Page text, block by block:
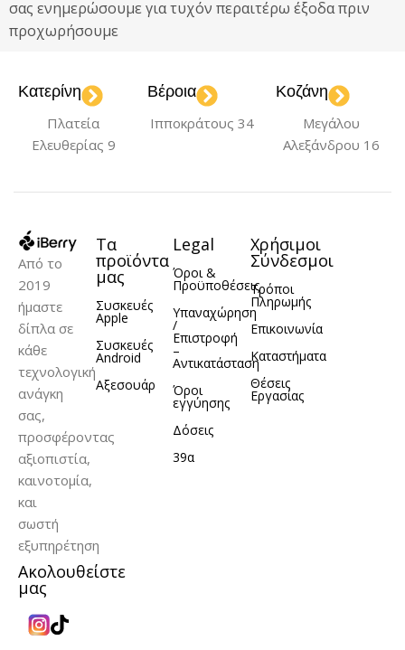
σας ενημερώσουμε για τυχόν περαιτέρω έξοδα πριν
προχωρήσουμε
Κατερίνη
Πλατεία
Ελευθερίας 9
Βέροια
Ιπποκράτους 34
Κοζάνη
Μεγάλου
Αλεξάνδρου 16
Από το
2019
ήμαστε
δίπλα σε
κάθε
τεχνολογική
ανάγκη
σας,
προσφέροντας
αξιοπιστία,
καινοτομία,
και
σωστή
εξυπηρέτηση
Ακολουθείστε
μας
Τα
προϊόντα
μας
Συσκευές
Apple
Συσκευές
Android
Αξεσουάρ
Legal
Όροι &
Προϋποθέσεις
Υπαναχώρηση
/
Επιστροφή
–
Αντικατάσταση
Όροι
εγγύησης
Δόσεις
39α
Χρήσιμοι
Σύνδεσμοι
Τρόποι
Πληρωμής
Επικοινωνία
Καταστήματα
Θέσεις
Εργασίας